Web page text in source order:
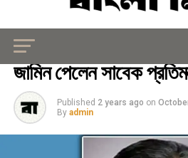
জাতীয়
জামিন পেলেন সাবেক
Published 2 years ago on
By admin